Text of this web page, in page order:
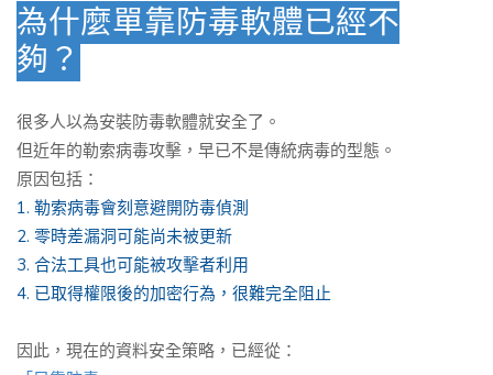
為什麼單靠防毒軟體已經不
夠？
很多人以為安裝防毒軟體就安全了。
但近年的勒索病毒攻擊，早已不是傳統病毒的型態。
原因包括：
1. 勒索病毒會刻意避開防毒偵測
2. 零時差漏洞可能尚未被更新
3. 合法工具也可能被攻擊者利用
4. 已取得權限後的加密行為，很難完全阻止
因此，現在的資料安全策略，已經從：